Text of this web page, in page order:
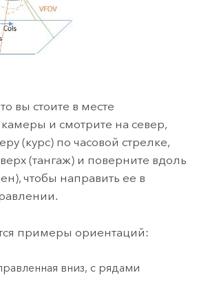
вы стоите в месте
и смотрите на север,
(курс) по часовой стрелке,
(тангаж) и поверните вдоль
чтобы направить ее в
примеры ориентаций:
вниз, с рядами